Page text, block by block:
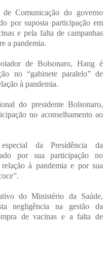
de Comunicação do governo
por suposta participação em
e pela falta de campanhas
a pandemia.
de Bolsonaro, Hang é
no “gabinete paralelo” de
à pandemia.
do presidente Bolsonaro,
no aconselhamento ao
da Presidência da
por sua participação no
à pandemia e por sua
do Ministério da Saúde,
negligência na gestão da
de vacinas e a falta de